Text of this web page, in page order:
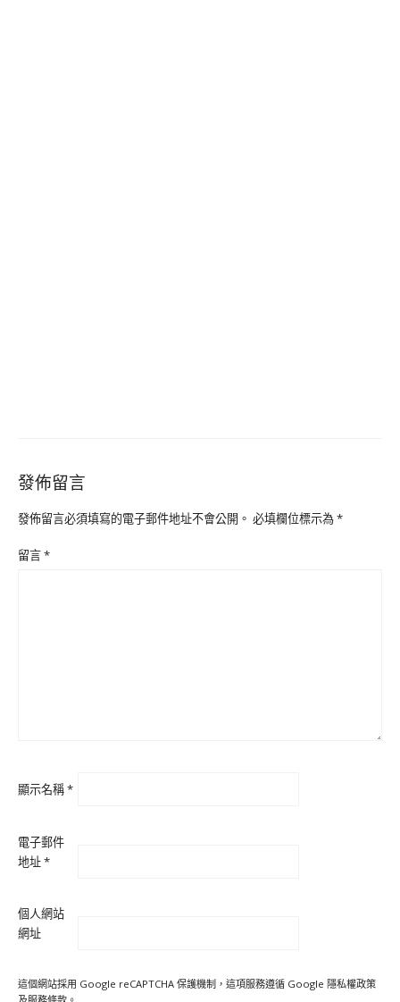
發佈留言
發佈留言必須填寫的電子郵件地址不會公開。 必填欄位標示為*
留言*
顯示名稱*
電子郵件
地址*
個人網站
網址
這個網站採用 Google reCAPTCHA 保護機制，這項服務遵循 Google 隱私權政策